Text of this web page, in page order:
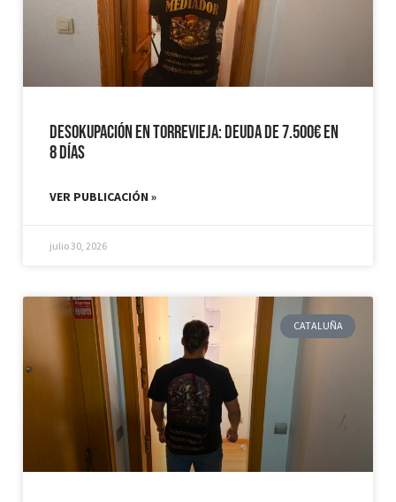
Desokupación en Torrevieja: Deuda de 7.500€ en
8 días
VER PUBLICACIÓN »
julio 30, 2026
CATALUÑA